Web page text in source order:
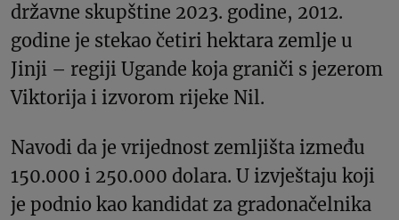
državne skupštine 2023. godine, 2012.
godine je stekao četiri hektara zemlje u
Jinji – regiji Ugande koja graniči s jezerom
Viktorija i izvorom rijeke Nil.
Navodi da je vrijednost zemljišta između
150.000 i 250.000 dolara. U izvještaju koji
je podnio kao kandidat za gradonačelnika